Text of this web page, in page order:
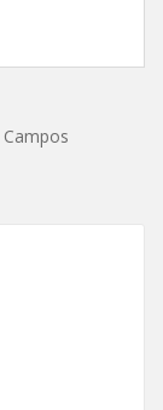
Campos